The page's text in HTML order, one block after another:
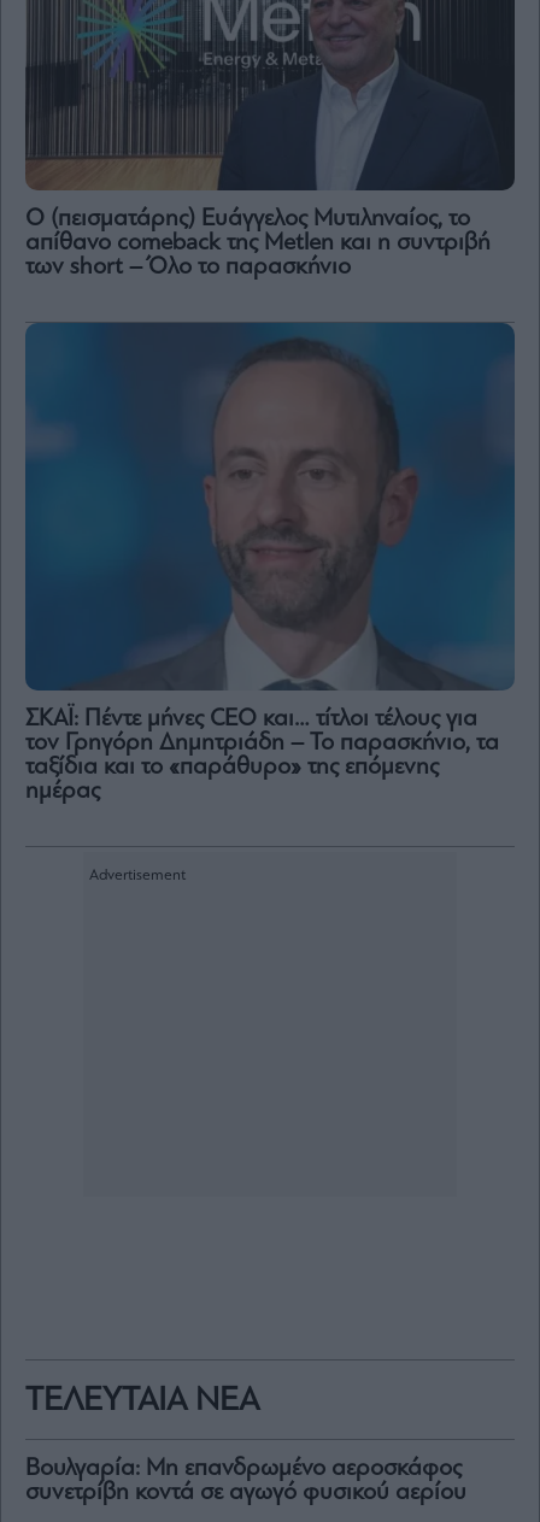
ΤΕΛΕΥΤΑΙΑ ΝΕΑ
Βουλγαρία: Μη επανδρωμένο αεροσκάφος
συνετρίβη κοντά σε αγωγό φυσικού αερίου
Ο (πεισματάρης) Ευάγγελος Μυτιληναίος, το
απίθανο comeback της Μetlen και η συντριβή
των short – Όλο το παρασκήνιο
ΣΚΑΪ: Πέντε μήνες CEO και… τίτλοι τέλους για
τον Γρηγόρη Δημητριάδη – Το παρασκήνιο, τα
ταξίδια και το «παράθυρο» της επόμενης
ημέρας